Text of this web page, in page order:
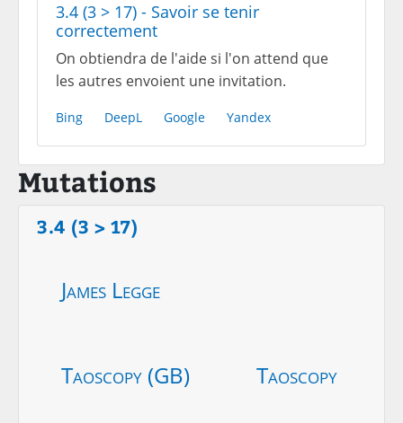
3.4 (3 > 17) - Savoir se tenir
correctement
On obtiendra de l'aide si l'on attend que
les autres envoient une invitation.
Bing DeepL Google Yandex
Mutations
3.4 (3 > 17)
James Legge
Taoscopy (GB) Taoscopy